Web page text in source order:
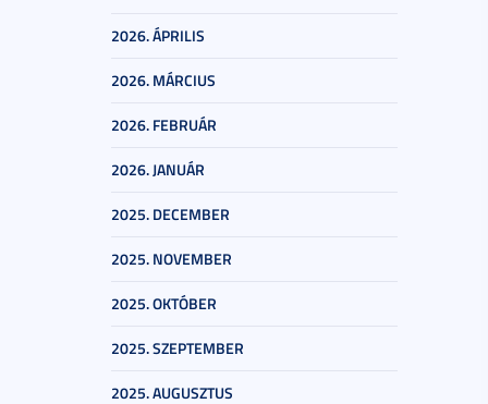
2026. ÁPRILIS
2026. MÁRCIUS
2026. FEBRUÁR
2026. JANUÁR
2025. DECEMBER
2025. NOVEMBER
2025. OKTÓBER
2025. SZEPTEMBER
2025. AUGUSZTUS